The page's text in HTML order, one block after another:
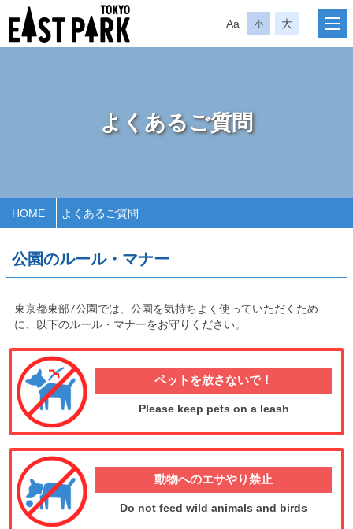
Aa 小 大
よくあるご質問
HOME よくあるご質問
公園のルール・マナー
東京都東部7公園では、公園を気持ちよく使っていただくため
に、以下のルール・マナーをお守りください。
ペットを放さないで！
Please keep pets on a leash
動物へのエサやり禁止
Do not feed wild animals and birds